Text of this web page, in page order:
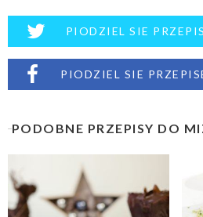
PIODZIEL SIE
PIODZIEL SIE
PODOBNE PRZEPISY DO